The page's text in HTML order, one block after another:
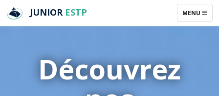
TOGGLE
MENU
JUNIOR ESTP
Découvrez